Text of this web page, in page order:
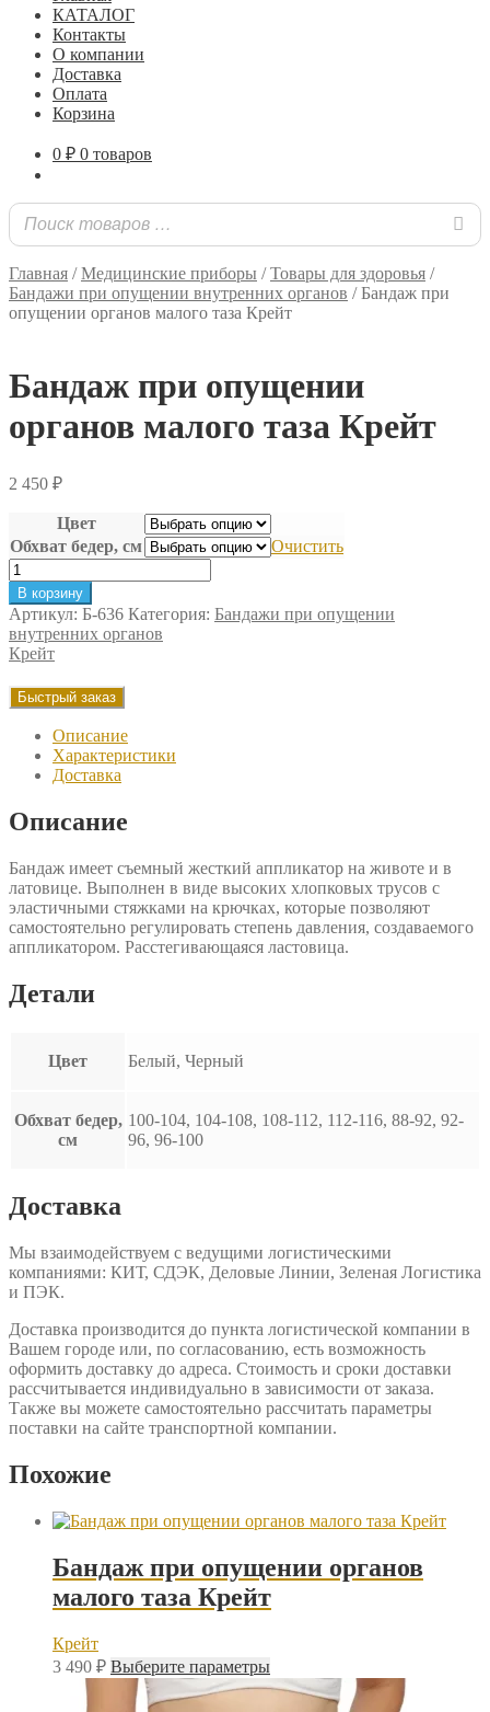
КАТАЛОГ
Контакты
О компании
Доставка
Оплата
Корзина
0 ₽ 0 товаров
Главная /Медицинские приборы /Товары для здоровья /
Бандажи при опущении внутренних органов /Бандаж при
опущении органов малого таза Крейт
Бандаж при опущении
органов малого таза Крейт
2 450 ₽
Цвет
Обхват бедер, см
Очистить
Количество
товара
Бандаж
при
опущении
органов
малого
таза
В корзину
Артикул: Б-636 Категория: Бандажи при опущении
внутренних органов
Крейт
Быстрый заказ
Описание
Характеристики
Доставка
Описание
Бандаж имеет съемный жесткий аппликатор на животе и в
латовице. Выполнен в виде высоких хлопковых трусов с
эластичными стяжками на крючках, которые позволяют
самостоятельно регулировать степень давления, создаваемого
аппликатором. Расстегивающаяся ластовица.
Детали
Цвет Белый, Черный
Обхват бедер,
см
100-104, 104-108, 108-112, 112-116, 88-92, 92-
96, 96-100
Доставка
Мы взаимодействуем с ведущими логистическими
компаниями: КИТ, СДЭК, Деловые Линии, Зеленая Логистика
и ПЭК.
Доставка производится до пункта логистической компании в
Вашем городе или, по согласованию, есть возможность
оформить доставку до адреса. Стоимость и сроки доставки
рассчитывается индивидуально в зависимости от заказа.
Также вы можете самостоятельно рассчитать параметры
поставки на сайте транспортной компании.
Похожие
Бандаж при опущении органов
малого таза Крейт
Крейт
3 490 ₽ Выберите параметрыЭтот
товар
имеет